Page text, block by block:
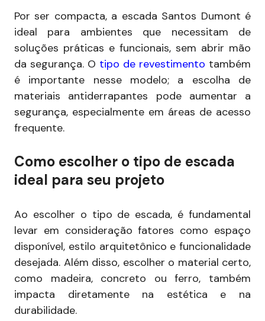
Por ser compacta, a escada Santos Dumont é
ideal para ambientes que necessitam de
soluções práticas e funcionais, sem abrir mão
da segurança. O tipo de revestimento também
é importante nesse modelo; a escolha de
materiais antiderrapantes pode aumentar a
segurança, especialmente em áreas de acesso
frequente.
Como escolher o tipo de escada
ideal para seu projeto
Ao escolher o tipo de escada, é fundamental
levar em consideração fatores como espaço
disponível, estilo arquitetônico e funcionalidade
desejada. Além disso, escolher o material certo,
como madeira, concreto ou ferro, também
impacta diretamente na estética e na
durabilidade.